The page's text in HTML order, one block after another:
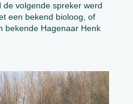
volgende spreker werd
een bekend bioloog, of
bekende Hagenaar Henk